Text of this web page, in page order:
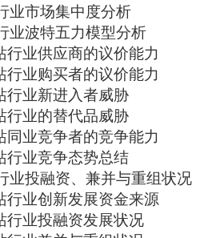
业市场集中度分析
业波特五力模型分析
行业供应商的议价能力
行业购买者的议价能力
行业新进入者威胁
行业的替代品威胁
同业竞争者的竞争能力
行业竞争态势总结
业投融资、兼并与重组状况
行业创新发展资金来源
行业投融资发展状况